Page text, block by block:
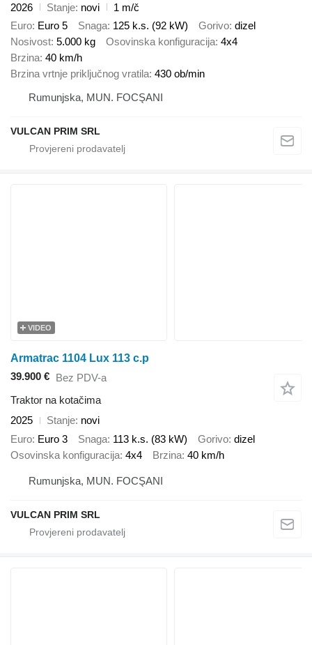
2026
Stanje novi
1 m/č
Euro Euro 5 Snaga 125 k.s. (92 kW) Gorivo dizel
Nosivost 5.000 kg Osovinska konfiguracija 4x4
Brzina 40 km/h
Brzina vrtnje priključnog vratila 430 ob/min
Rumunjska, MUN. FOCŞANI
VULCAN PRIM SRL
VIDEO
Armatrac 1104 Lux 113 c.p
39.900 € Bez PDV-a
Traktor na kotačima
2025
Stanje novi
Euro Euro 3 Snaga 113 k.s. (83 kW) Gorivo dizel
Osovinska konfiguracija 4x4 Brzina 40 km/h
Rumunjska, MUN. FOCŞANI
VULCAN PRIM SRL